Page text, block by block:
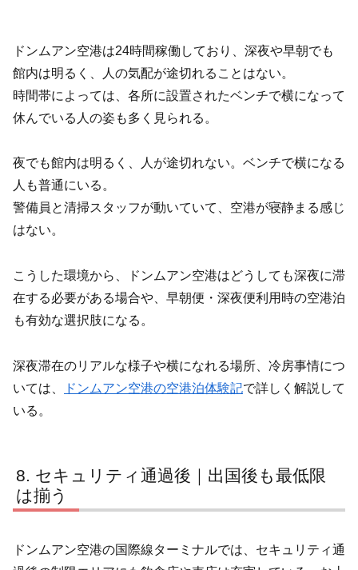
ドンムアン空港は24時間稼働しており、深夜や早朝でも
館内は明るく、人の気配が途切れることはない。
時間帯によっては、各所に設置されたベンチで横になって
休んでいる人の姿も多く見られる。
夜でも館内は明るく、人が途切れない。ベンチで横になる
人も普通にいる。
警備員と清掃スタッフが動いていて、空港が寝静まる感じ
はない。
こうした環境から、ドンムアン空港はどうしても深夜に滞
在する必要がある場合や、早朝便・深夜便利用時の空港泊
も有効な選択肢になる。
深夜滞在のリアルな様子や横になれる場所、冷房事情につ
いては、
ドンムアン空港の空港泊体験記で詳しく解説して
いる。
セキュリティ通過後｜出国後も最低限
は揃う
ドンムアン空港の国際線ターミナルでは、セキュリティ通